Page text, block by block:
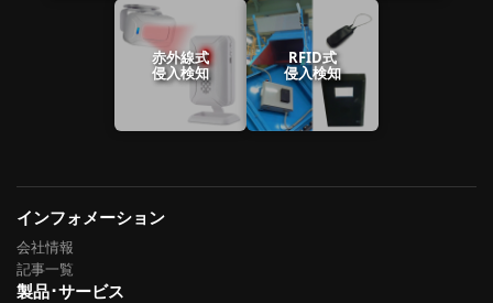
赤外線式
侵入検知
RFID式
侵入検知
インフォメーション
会社情報
記事一覧
製品･サービス